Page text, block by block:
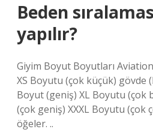
Beden
yapılır?
Giyim Boyut Boyutları
XS Boyutu (çok küçük) gövde
Boyut (geniş) XL Boyutu (çok
(çok geniş) XXXL Boyutu (çok
öğeler. ..